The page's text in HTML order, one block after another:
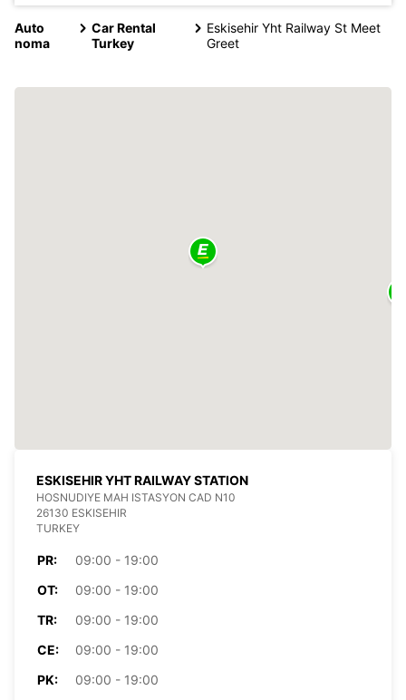
Auto
noma
Car Rental
Turkey
Eskisehir Yht Railway St Meet
Greet
ESKISEHIR YHT RAILWAY STATION
HOSNUDIYE MAH ISTASYON CAD N10
26130 ESKISEHIR
TURKEY
PR:
09:00 - 19:00
OT:
09:00 - 19:00
TR:
09:00 - 19:00
CE:
09:00 - 19:00
PK:
09:00 - 19:00